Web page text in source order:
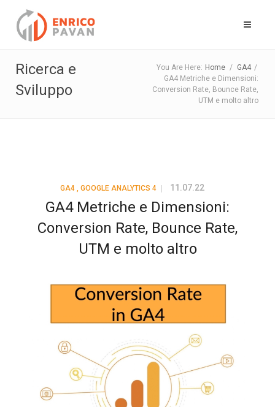
Ricerca e
Sviluppo
You Are Here: Home / GA4 /
GA4 Metriche e Dimensioni:
Conversion Rate, Bounce Rate,
UTM e molto altro
GA4, GOOGLE ANALYTICS 4 11.07.22
GA4 Metriche e Dimensioni:
Conversion Rate, Bounce Rate,
UTM e molto altro